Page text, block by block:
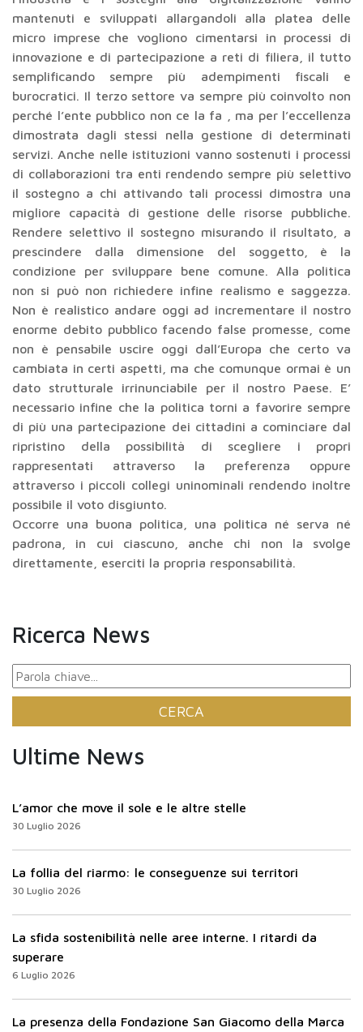
mantenuti e sviluppati allargandoli alla platea delle
micro imprese che vogliono cimentarsi in processi di
innovazione e di partecipazione a reti di filiera, il tutto
semplificando sempre più adempimenti fiscali e
burocratici. Il terzo settore va sempre più coinvolto non
perché l’ente pubblico non ce la fa , ma per l’eccellenza
dimostrata dagli stessi nella gestione di determinati
servizi. Anche nelle istituzioni vanno sostenuti i processi
di collaborazioni tra enti rendendo sempre più selettivo
il sostegno a chi attivando tali processi dimostra una
migliore capacità di gestione delle risorse pubbliche.
Rendere selettivo il sostegno misurando il risultato, a
prescindere dalla dimensione del soggetto, è la
condizione per sviluppare bene comune. Alla politica
non si può non richiedere infine realismo e saggezza.
Non è realistico andare oggi ad incrementare il nostro
enorme debito pubblico facendo false promesse, come
non è pensabile uscire oggi dall’Europa che certo va
cambiata in certi aspetti, ma che comunque ormai è un
dato strutturale irrinunciabile per il nostro Paese. E’
necessario infine che la politica torni a favorire sempre
di più una partecipazione dei cittadini a cominciare dal
ripristino della possibilità di scegliere i propri
rappresentati attraverso la preferenza oppure
attraverso i piccoli collegi uninominali rendendo inoltre
possibile il voto disgiunto.
Occorre una buona politica, una politica né serva né
padrona, in cui ciascuno, anche chi non la svolge
direttamente, eserciti la propria responsabilità.
Ricerca News
Ultime News
L’amor che move il sole e le altre stelle
30 Luglio 2026
La follia del riarmo: le conseguenze sui territori
30 Luglio 2026
La sfida sostenibilità nelle aree interne. I ritardi da
superare
6 Luglio 2026
La presenza della Fondazione San Giacomo della Marca